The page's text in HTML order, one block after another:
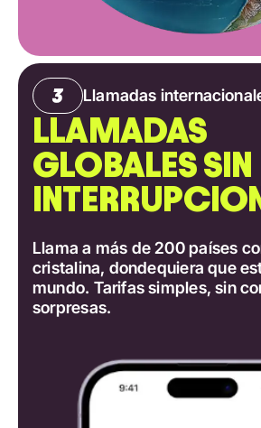
Llamadas
LLAMADAS
GLOBALES SIN
Llama a más de 200 países
cristalina, dondequiera que
mundo. Tarifas simples, sin
sorpresas.